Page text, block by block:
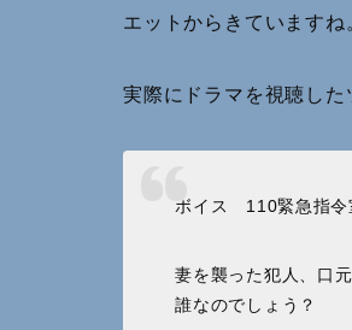
エットからきていますね
実際にドラマを視聴し
ボイス 110緊急指令
妻を襲った犯人、口
誰なのでしょう？